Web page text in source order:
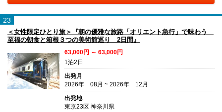
23
＜女性限定ひとり旅＞『朝の優雅な旅路「オリエント急行」で味わう
至福の朝食と箱根３つの美術館巡り 2日間』
63,000円 ～ 63,000円
1泊2日
出発月
2026年 08月 ~ 2026年 12月
出発地
東京23区 神奈川県